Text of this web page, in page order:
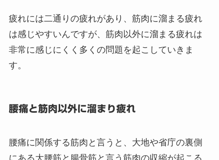
疲れには二通りの疲れがあり、筋肉に溜まる疲れ
は感じやすいんですが、筋肉以外に溜まる疲れは
非常に感じにくく多くの問題を起こしていきま
す。
腰痛と筋肉以外に溜まり疲れ
腰痛に関係する筋肉と言うと、大地や省庁の裏側
にある大腰筋と腸骨筋と言う筋肉の収縮が起こる